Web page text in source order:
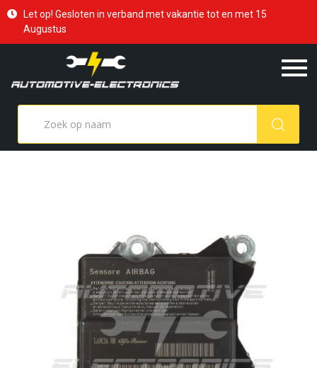
Let op! Gesloten in verband met vakantie tot en met 15
Augustus